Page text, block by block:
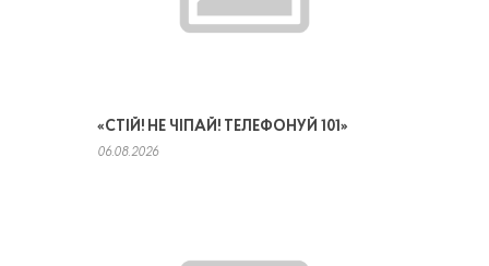
«СТІЙ! НЕ ЧІПАЙ! ТЕЛЕФОНУЙ 101»
06.08.2026